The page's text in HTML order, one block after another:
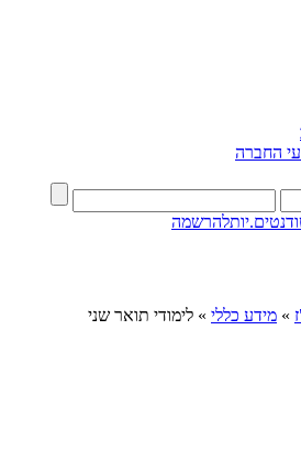
החברה
להרשמה
» מידע כללי » לימודי תואר שני